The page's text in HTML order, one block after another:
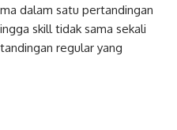
dalam satu pertandingan
skill tidak sama sekali
regular yang